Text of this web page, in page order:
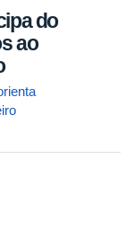
do
ao